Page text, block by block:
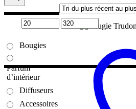
plus
au
Bougies
Parfum
d’intérieur
Diffuseurs
Accessoires